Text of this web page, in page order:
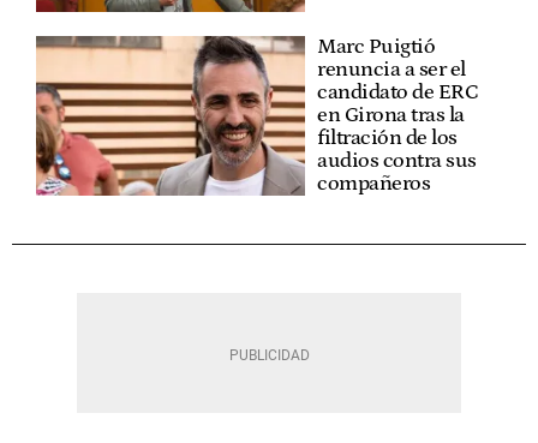
Marc Puigtió
renuncia a ser el
candidato de ERC
en Girona tras la
filtración de los
audios contra sus
compañeros